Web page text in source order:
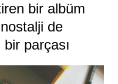
bir albüm
de
parçası